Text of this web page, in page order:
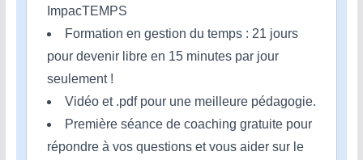
ImpacTEMPS
Formation en gestion du temps : 21 jours
pour devenir libre en 15 minutes par jour
seulement !
Vidéo et .pdf pour une meilleure pédagogie.
Première séance de coaching gratuite pour
répondre à vos questions et vous aider sur le